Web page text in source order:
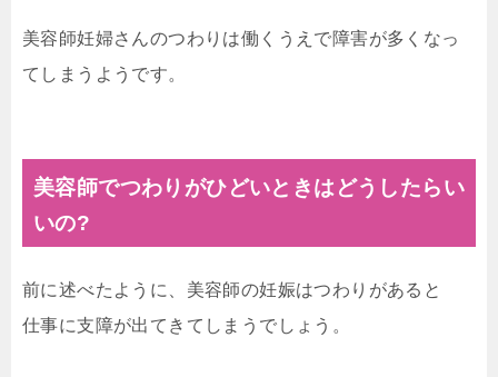
美容師妊婦さんのつわりは働くうえで障害が多くなっ
てしまうようです。
美容師でつわりがひどいときはどうしたらい
いの?
前に述べたように、美容師の妊娠はつわりがあると
仕事に支障が出てきてしまうでしょう。